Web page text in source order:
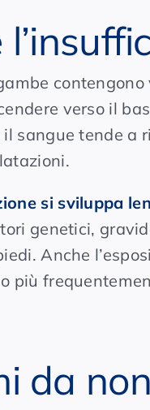
verso il
sangue tende a
si sviluppa
genetici,
Anche
più
da